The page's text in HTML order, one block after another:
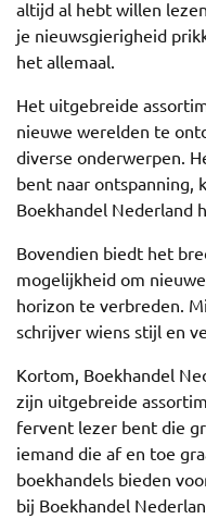
altijd al hebt willen
je nieuwsgierigheid
het allemaal.
Het uitgebreide
nieuwe werelden te
diverse onderwerpen.
bent naar ontspanning,
Boekhandel Nederland
Bovendien biedt het
mogelijkheid om
horizon te verbreden.
schrijver wiens stijl en
Kortom, Boekhandel
zijn uitgebreide
fervent lezer bent die
iemand die af en toe
boekhandels bieden
bij Boekhandel